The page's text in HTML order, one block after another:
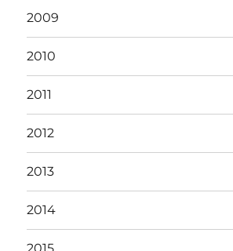
2009
2010
2011
2012
2013
2014